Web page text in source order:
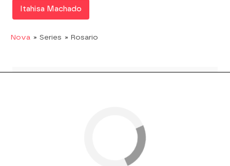
Itahisa Machado
Nova » Series » Rosario